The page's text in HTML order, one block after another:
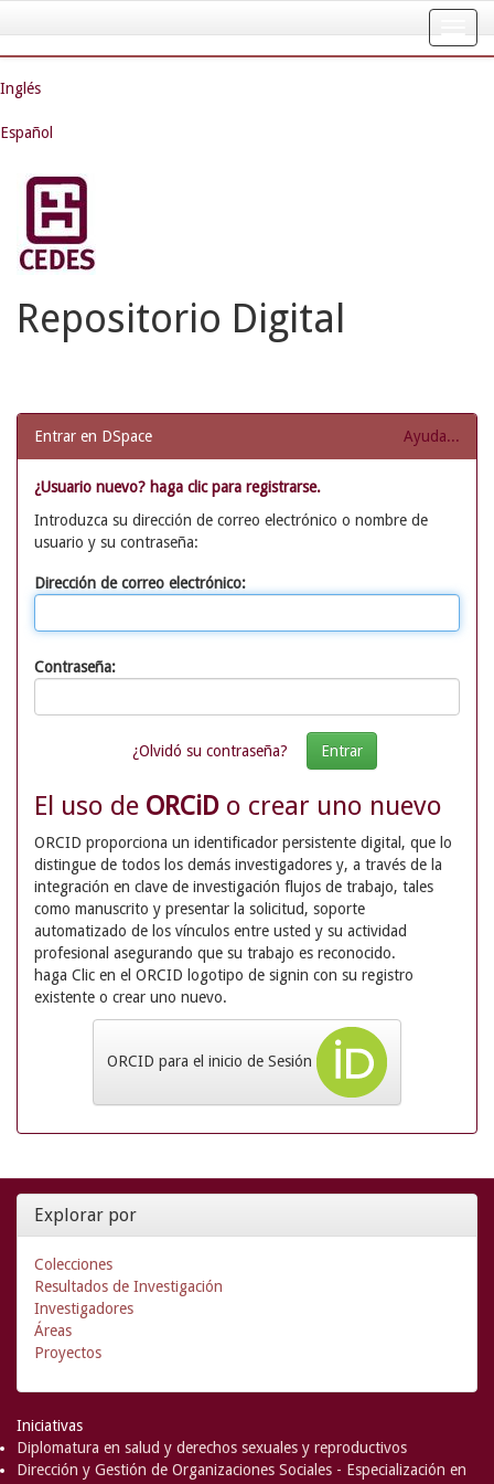
navigation
Inglés
Español
Repositorio Digital
Entrar en DSpace Ayuda...
¿Usuario nuevo? haga clic para registrarse.
Introduzca su dirección de correo electrónico o nombre de
usuario y su contraseña:
Dirección de correo electrónico:
Contraseña:
¿Olvidó su contraseña?
El uso de ORCiD o crear uno nuevo
ORCID proporciona un identificador persistente digital, que lo
distingue de todos los demás investigadores y, a través de la
integración en clave de investigación flujos de trabajo, tales
como manuscrito y presentar la solicitud, soporte
automatizado de los vínculos entre usted y su actividad
profesional asegurando que su trabajo es reconocido.
haga Clic en el ORCID logotipo de signin con su registro
existente o crear uno nuevo.
ORCID para el inicio de Sesión
Explorar por
Colecciones
Resultados de Investigación
Investigadores
Áreas
Proyectos
Iniciativas
Diplomatura en salud y derechos sexuales y reproductivos
Dirección y Gestión de Organizaciones Sociales - Especialización en